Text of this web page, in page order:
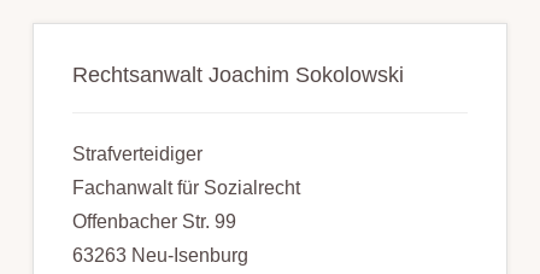
Rechtsanwalt Joachim Sokolowski
Strafverteidiger
Fachanwalt für Sozialrecht
Offenbacher Str. 99
63263 Neu-Isenburg